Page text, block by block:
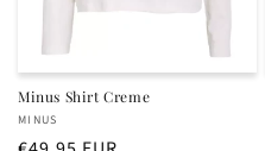
Minus Shirt Creme
Verkoper:
MINUS